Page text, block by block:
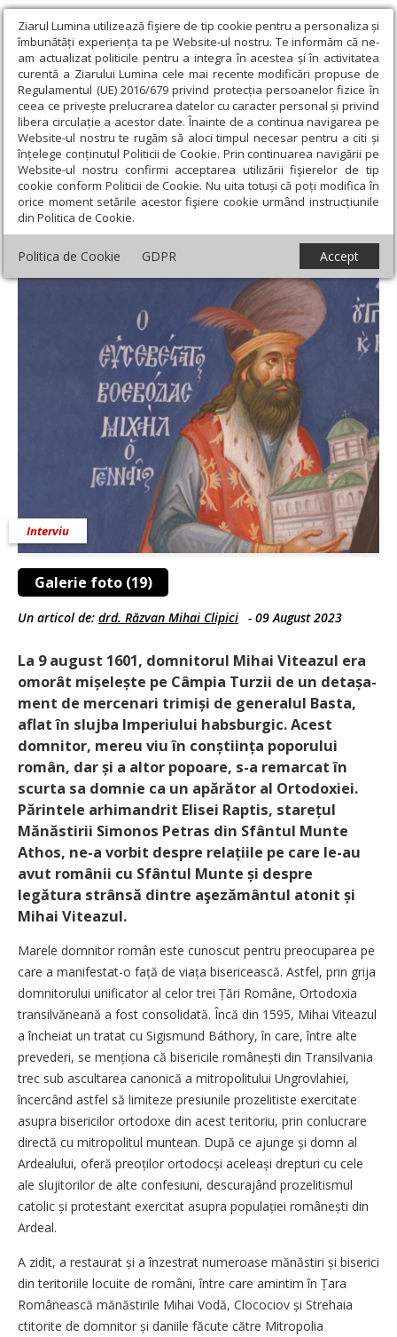
Ziarul Lumina utilizează fişiere de tip cookie pentru a personaliza și
îmbunătăți experiența ta pe Website-ul nostru. Te informăm că ne-
am actualizat politicile pentru a integra în acestea și în activitatea
curentă a Ziarului Lumina cele mai recente modificări propuse de
Regulamentul (UE) 2016/679 privind protecția persoanelor fizice în
ceea ce privește prelucrarea datelor cu caracter personal și privind
libera circulație a acestor date. Înainte de a continua navigarea pe
Website-ul nostru te rugăm să aloci timpul necesar pentru a citi și
înțelege conținutul Politicii de Cookie. Prin continuarea navigării pe
Website-ul nostru confirmi acceptarea utilizării fişierelor de tip
cookie conform Politicii de Cookie. Nu uita totuși că poți modifica în
orice moment setările acestor fişiere cookie urmând instrucțiunile
din Politica de Cookie.
Politica de Cookie GDPR Accept
Ziarul Lumina › Educaţie și Cultură › Interviu › Mihai Viteazul,
mare ctitor al Mănăstirii Simonos Petras
Mihai Viteazul, mare ctitor al Mănăstirii
Simonos Petras
Galerie foto (19)
Interviu
Un articol de: drd. Răzvan Mihai Clipici - 09 August 2023
La 9 august 1601, domnitorul Mihai Viteazul era
omorât mișelește pe Câmpia Turzii de un detașa­
ment de mercenari trimiși de generalul Basta,
aflat în slujba Imperiului habsburgic. Acest
domnitor, mereu viu în conștiința poporului
român, dar și a altor popoare, s-a remarcat în
scurta sa domnie ca un apărător al Ortodoxiei.
Părintele arhimandrit Elisei Raptis, starețul
Mănăstirii Simonos Petras din Sfântul Munte
Athos, ne-a vorbit despre relațiile pe care le-au
avut românii cu Sfântul Munte și despre
legătura strânsă dintre aşezământul atonit și
Mihai Viteazul.
Marele domnitor român este cunoscut pentru preocuparea pe
care a manifestat-o față de viața bisericească. Astfel, prin grija
domnitorului unificator al celor trei Țări Române, Ortodoxia
transilvăneană a fost consolidată. Încă din 1595, Mihai Viteazul
a încheiat un tratat cu Sigismund Báthory, în care, între alte
prevederi, se menționa că bisericile românești din Transilvania
trec sub ascultarea canonică a mitropolitului Ungro­vlahiei,
încercând astfel să limiteze presiunile prozelitiste exercitate
asupra bisericilor ortodoxe din acest teritoriu, prin conlucrare
directă cu mitropolitul muntean. După ce ajunge și domn al
Ardealului, oferă preoților orto­docși aceleași drepturi cu cele
ale slujitorilor de alte confesiuni, descurajând prozelitismul
catolic și protestant exercitat asupra populației românești din
Ardeal.
A zidit, a restaurat și a înzestrat numeroase mănăstiri și biserici
din teritoriile locuite de români, între care amintim în Țara
Românească mănăstirile Mihai Vodă, Clocociov și Strehaia
ctitorite de domnitor și daniile făcute către Mitropolia